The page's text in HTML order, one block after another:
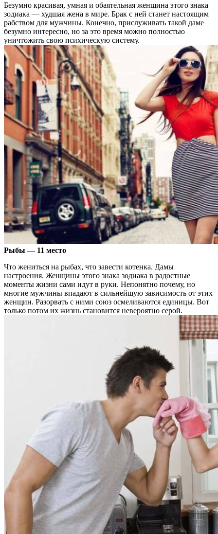
Безумно красивая, умная и обаятельная женщина этого знака
зодиака — худшая жена в мире. Брак с ней станет настоящим
рабством для мужчины. Конечно, прислуживать такой даме
безумно интересно, но за это время можно полностью
уничтожить свою психическую систему.
Рыбы — 11 место
Что жениться на рыбах, что завести котенка. Дамы
настроения. Женщины этого знака зодиака в радостные
моменты жизни сами идут в руки. Непонятно почему, но
многие мужчины впадают в сильнейшую зависимость от этих
женщин. Разорвать с ними союз осмеливаются единицы. Вот
только потом их жизнь становится невероятно серой.